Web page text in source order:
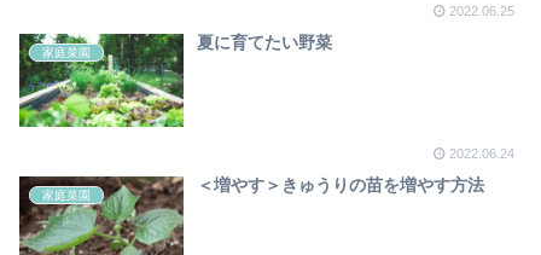
2022.06.25
家庭菜園
夏に育てたい野菜
2022.06.24
家庭菜園
＜増やす＞きゅうりの苗を増やす方法